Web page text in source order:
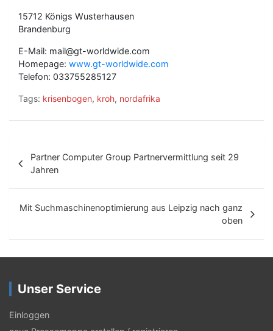
15712 Königs Wusterhausen
Brandenburg
E-Mail: mail@gt-worldwide.com
Homepage: www.gt-worldwide.com
Telefon: 033755285127
Tags: krisenbogen, kroh, nordafrika
e
i
a
s
-
Partner Computer Group Partnervermittlung seit 29
Jahren
Mit Suchmaschinenoptimierung aus Leipzig nach ganz
oben
Unser Service
Einloggen